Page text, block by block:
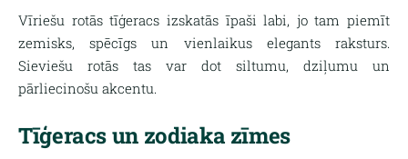
Vīriešu rotās tīģeracs izskatās īpaši labi, jo tam piemīt
zemisks, spēcīgs un vienlaikus elegants raksturs.
Sieviešu rotās tas var dot siltumu, dziļumu un
pārliecinošu akcentu.
Tīģeracs un zodiaka zīmes